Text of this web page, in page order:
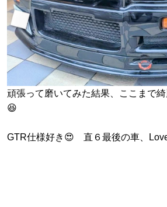
頑張って磨いてみた結果、ここまで
😆
GTR仕様好き😍 直６最後の車、